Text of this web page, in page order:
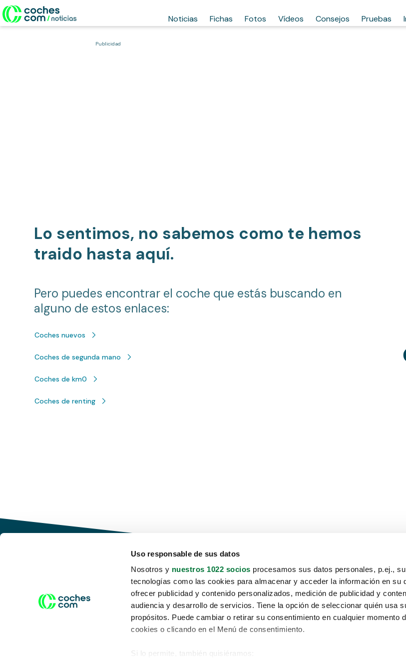
Uso responsable de sus datos
Nosotros y nuestros 1022 socios procesamos sus datos personales, p.ej.,
tecnologías como las cookies para almacenar y acceder la información en su
ofrecer publicidad y contenido personalizados, medición de publicidad y
audiencia y desarrollo de servicios. Tiene la opción de seleccionar quién usa
propósitos. Puede cambiar o retirar su consentimiento en cualquier momento
cookies o clicando en el Menú de consentimiento.
Si lo permite, también quisiéramos:
Noticias Fichas Fotos Vídeos Consejos Pruebas
Publicidad
Lo sentimos, no sabemos como te hemos
traido hasta aquí.
Pero puedes encontrar el coche que estás buscando en
alguno de estos enlaces:
Coches nuevos
Coches de segunda mano
Coches de km0
Coches de renting
Conduce tu futuro,
desata tu movilidad